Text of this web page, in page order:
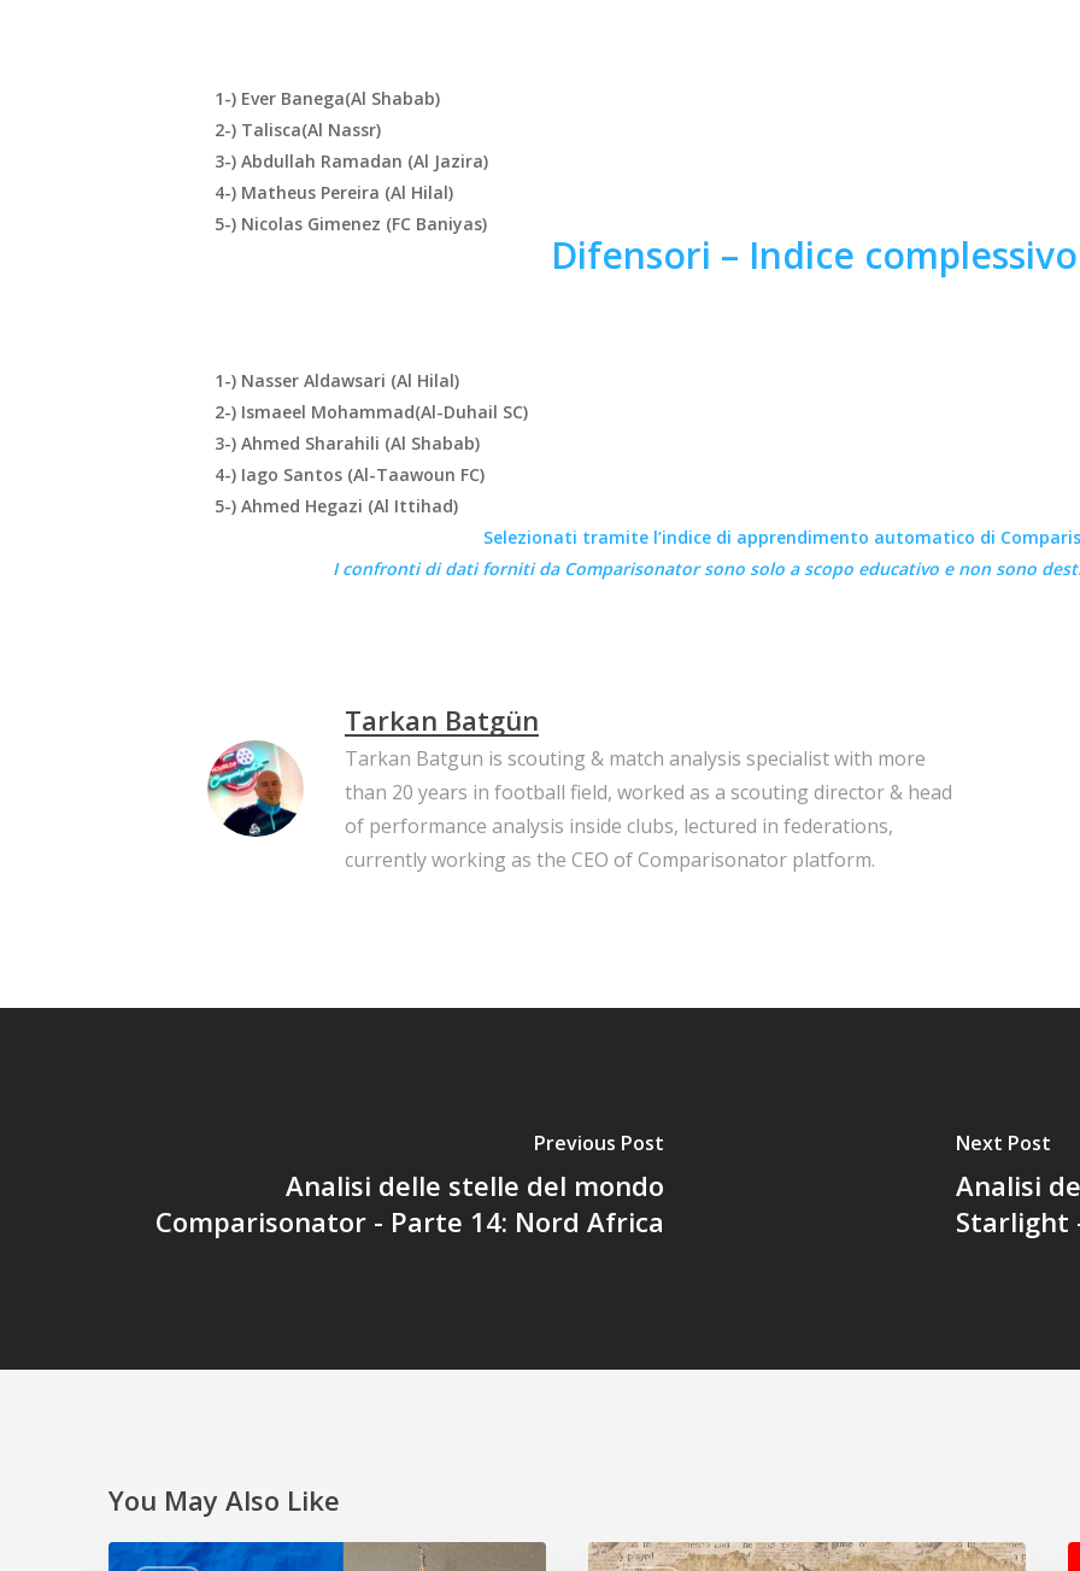
1-) Ever Banega(Al Shabab)
2-) Talisca(Al Nassr)
3-) Abdullah Ramadan (Al Jazira)
4-) Matheus Pereira (Al Hilal)
5-) Nicolas Gimenez (FC Baniyas)
Difensori – Indice complessivo
1-) Nasser Aldawsari (Al Hilal)
2-) Ismaeel Mohammad(Al-Duhail SC)
3-) Ahmed Sharahili (Al Shabab)
4-) Iago Santos (Al-Taawoun FC)
5-) Ahmed Hegazi (Al Ittihad)
Selezionati tramite l’indice di apprendimento automatico di
I confronti di dati forniti da Comparisonatorsono solo a scopo educativo e non sono
Tarkan Batgün
Tarkan Batgun is scouting & match analysis specialist with more
than 20 years in football field, worked as a scouting director & head
of performance analysis inside clubs, lectured in federations,
currently working as the CEO of Comparisonator platform.
Previous Post
Analisi delle stelle del mondo
Comparisonator - Parte 14: Nord Africa
Next Post
Analisi
Starlight
You May Also Like
Migliorare Intervista